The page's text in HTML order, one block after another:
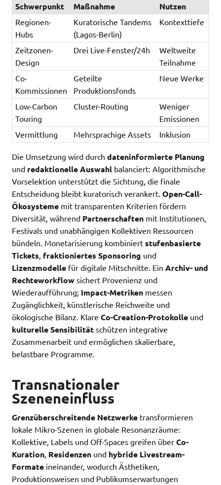
Schwerpunkt Maßnahme Nutzen
Regionen-
Hubs
Kuratorische Tandems
(Lagos-Berlin)
Kontexttiefe
Zeitzonen-
Design
Drei Live-Fenster/24h
Weltweite
Teilnahme
Co-
Kommissionen
Geteilte
Produktionsfonds
Neue Werke
Low-Carbon
Touring
Cluster-Routing
Weniger
Emissionen
Vermittlung
Mehrsprachige Assets Inklusion
Die Umsetzung wird durch dateninformierte Planung
und redaktionelle Auswahl balanciert: Algorithmische
Vorselektion unterstützt die Sichtung, die finale
Entscheidung bleibt kuratorisch verankert. Open-Call-
Ökosysteme mit transparenten Kriterien fördern
Diversität, während Partnerschaften mit Institutionen,
Festivals und unabhängigen Kollektiven Ressourcen
bündeln. Monetarisierung kombiniert stufenbasierte
Tickets fraktioniertes Sponsoring und
Lizenzmodelle für digitale Mitschnitte. Ein Archiv- und
Rechteworkflow sichert Provenienz und
Wiederaufführung; Impact-Metriken messen
Zugänglichkeit, künstlerische Reichweite und
ökologische Bilanz. Klare Co-Creation-Protokolle und
kulturelle Sensibilität schützen integrative
Zusammenarbeit und ermöglichen skalierbare,
belastbare Programme.
Transnationaler
Szeneneinfluss
Grenzüberschreitende Netzwerke transformieren
lokale Mikro-Szenen in globale Resonanzräume:
Kollektive, Labels und Off-Spaces greifen über Co-
Kuration Residenzen und hybride Livestream-
Formate ineinander, wodurch Ästhetiken,
Produktionsweisen und Publikumserwartungen